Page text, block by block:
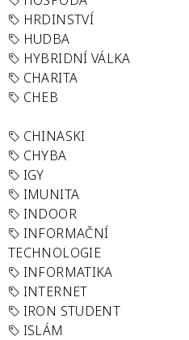
HRDINSTVÍ
HUDBA
HYBRIDNÍ VÁLKA
CHARITA
CHEB
CHINASKI
CHYBA
IGY
IMUNITA
INDOOR
INFORMAČNÍ
TECHNOLOGIE
INFORMATIKA
INTERNET
IRON STUDENT
ISLÁM